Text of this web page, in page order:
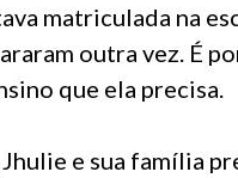
matriculada na
outra vez. É
que ela precisa.
e sua família